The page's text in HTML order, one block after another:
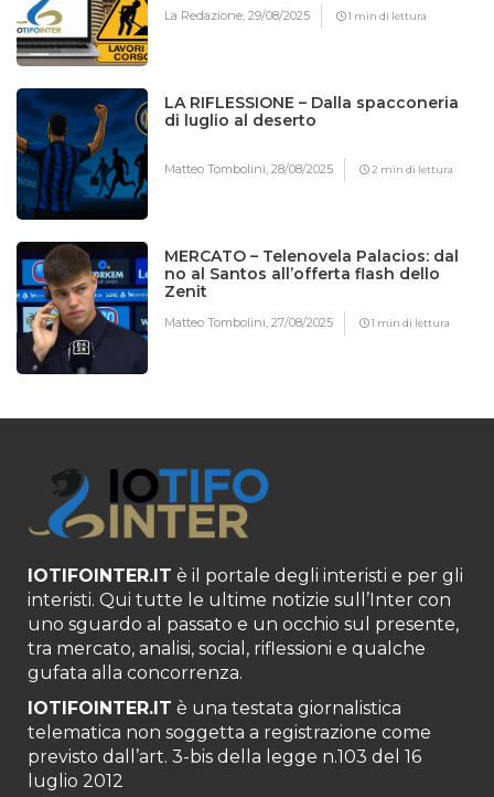
La Redazione,29/08/2025 1 min di lettura
LA RIFLESSIONE – Dalla spacconeria
di luglio al deserto
Matteo Tombolini,28/08/2025 2 min di lettura
MERCATO – Telenovela Palacios: dal
no al Santos all’offerta flash dello
Zenit
Matteo Tombolini,27/08/2025 1 min di lettura
IOTIFOINTER.IT è il portale degli interisti e per gli
interisti. Qui tutte le ultime notizie sull’Inter con
uno sguardo al passato e un occhio sul presente,
tra mercato, analisi, social, riflessioni e qualche
gufata alla concorrenza.
IOTIFOINTER.IT è una testata giornalistica
telematica non soggetta a registrazione come
previsto dall’art. 3-bis della legge n.103 del 16
luglio 2012